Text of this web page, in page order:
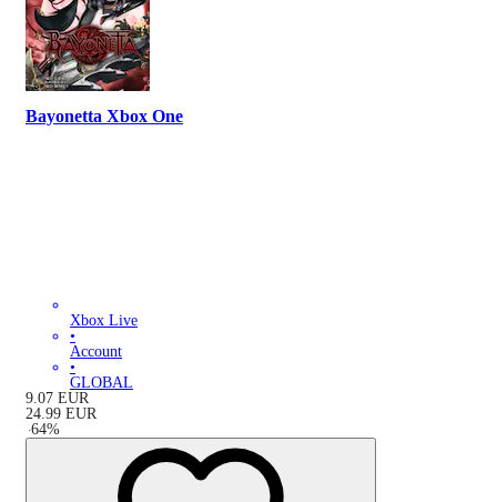
Bayonetta Xbox One
Xbox Live
•
Account
•
GLOBAL
9.07 EUR
24.99 EUR
-64%